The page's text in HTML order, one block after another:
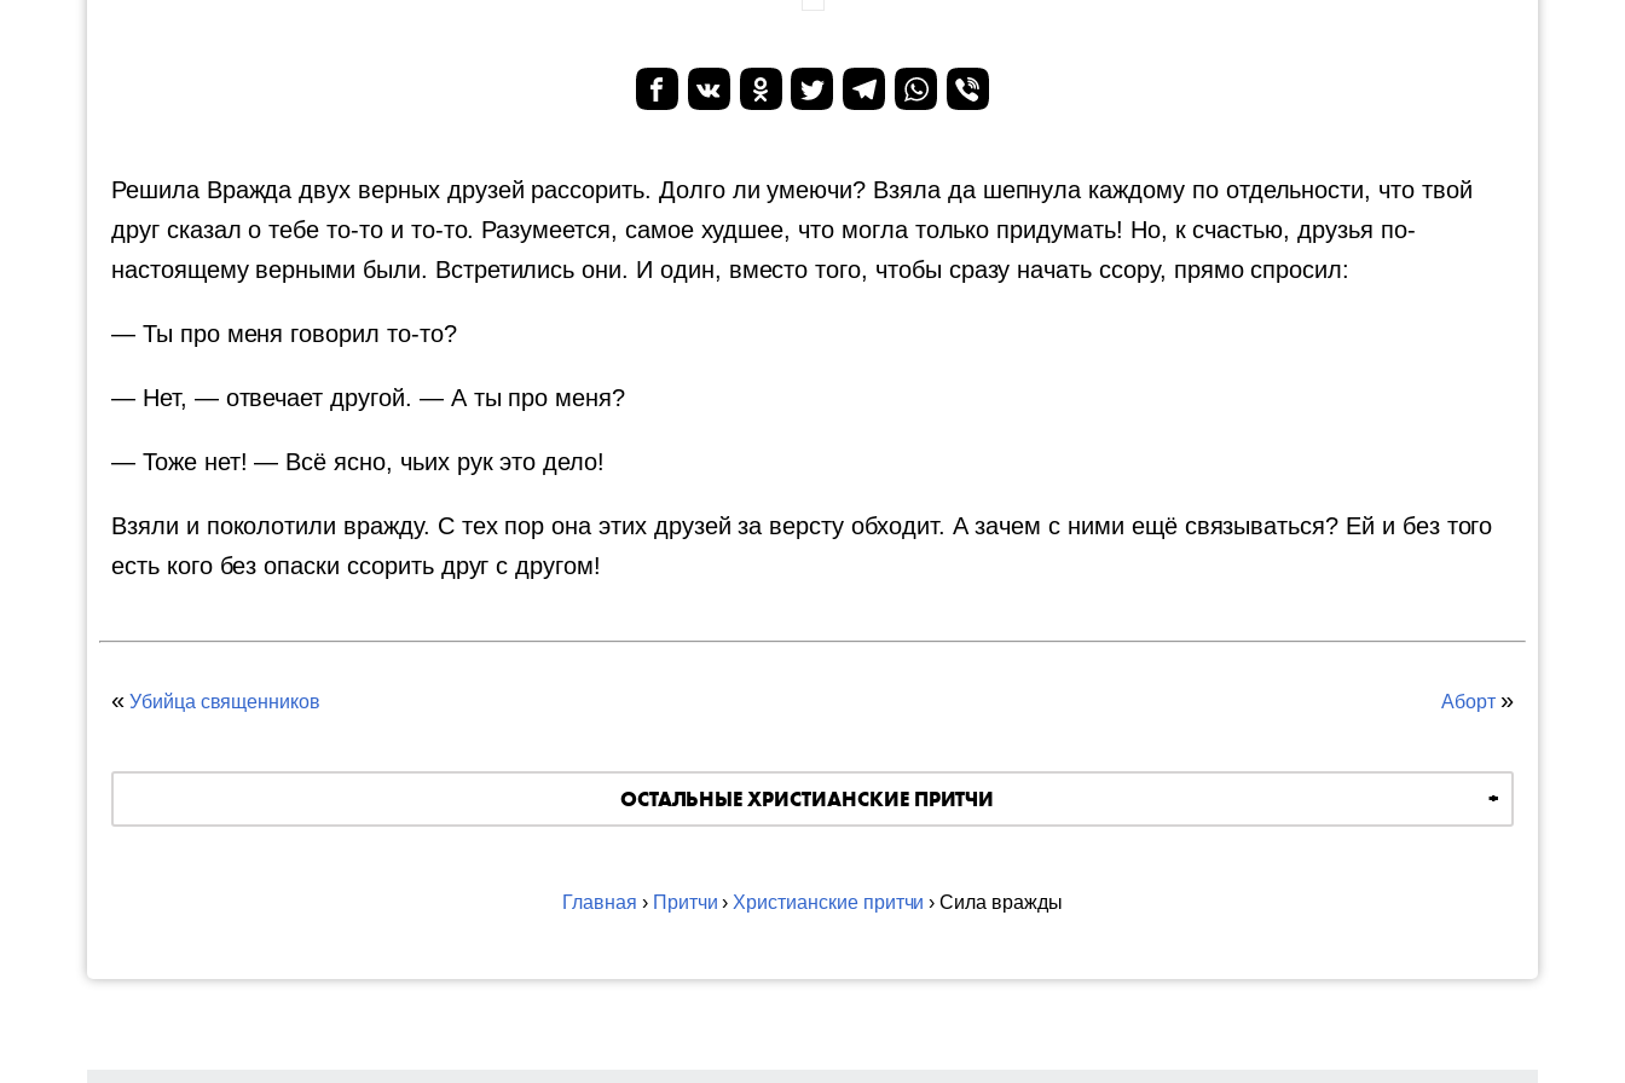
Решила Вражда двух верных друзей рассорить. Долго ли умеючи? Взяла да шепнула каждому по отдельности, что твой
друг сказал о тебе то-то и то-то. Разумеется, самое худшее, что могла только придумать! Но, к счастью, друзья по-
настоящему верными были. Встретились они. И один, вместо того, чтобы сразу начать ссору, прямо спросил:
— Ты про меня говорил то-то?
— Нет, — отвечает другой. — А ты про меня?
— Тоже нет! — Всё ясно, чьих рук это дело!
Взяли и поколотили вражду. С тех пор она этих друзей за версту обходит. А зачем с ними ещё связываться? Ей и без того
есть кого без опаски ссорить друг с другом!
« Убийца священников Аборт »
ОСТАЛЬНЫЕ ХРИСТИАНСКИЕ ПРИТЧИ
Главная › Притчи › Христианские притчи › Сила вражды